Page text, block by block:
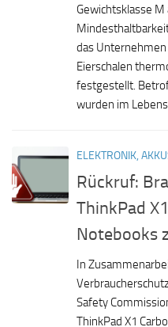
Gewichtsklasse
das
Eierschalen
festgestellt.
wurden im
ELEKTRONIK,
Rückruf:
ThinkPad
Notebooks
In
Safety
ThinkPad X1